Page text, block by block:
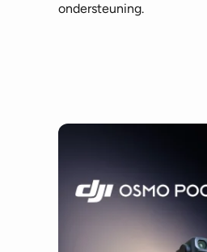
ondersteuning.